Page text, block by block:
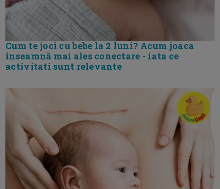
Cum te joci cu bebe la 2 luni? Acum joaca
inseamnă mai ales conectare - iata ce
activitati sunt relevante